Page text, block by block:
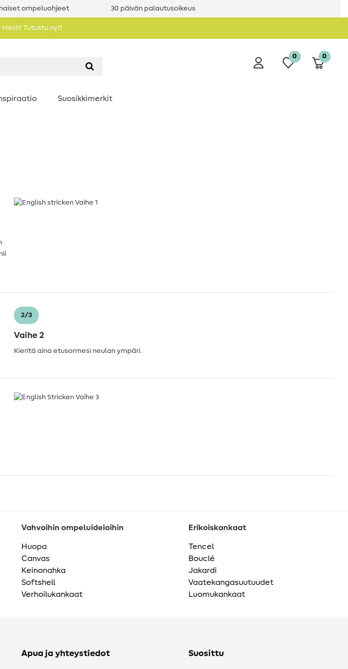
ompeluohjeet 30 päivän palautusoikeus
Mesh! Tutustu nyt!
0 0
Suosikkimerkit
2/3
Vaihe 2
Kieritä aina etusormesi neulan ympäri.
Vahvoihin ompeluideioihin
Huopa
Canvas
Keinonahka
Softshell
Verhoilukankaat
Erikoiskankaat
Tencel
Bouclé
Jakardi
Vaatekangasuutuudet
Luomukankaat
Apua ja yhteystiedot Suosittu